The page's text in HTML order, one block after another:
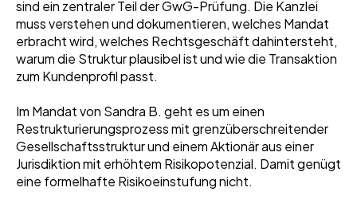
sind ein zentraler Teil der GwG-Prüfung. Die Kanzlei
muss verstehen und dokumentieren, welches Mandat
erbracht wird, welches Rechtsgeschäft dahintersteht,
warum die Struktur plausibel ist und wie die Transaktion
zum Kundenprofil passt.
Im Mandat von Sandra B. geht es um einen
Restrukturierungsprozess mit grenzüberschreitender
Gesellschaftsstruktur und einem Aktionär aus einer
Jurisdiktion mit erhöhtem Risikopotenzial. Damit genügt
eine formelhafte Risikoeinstufung nicht.